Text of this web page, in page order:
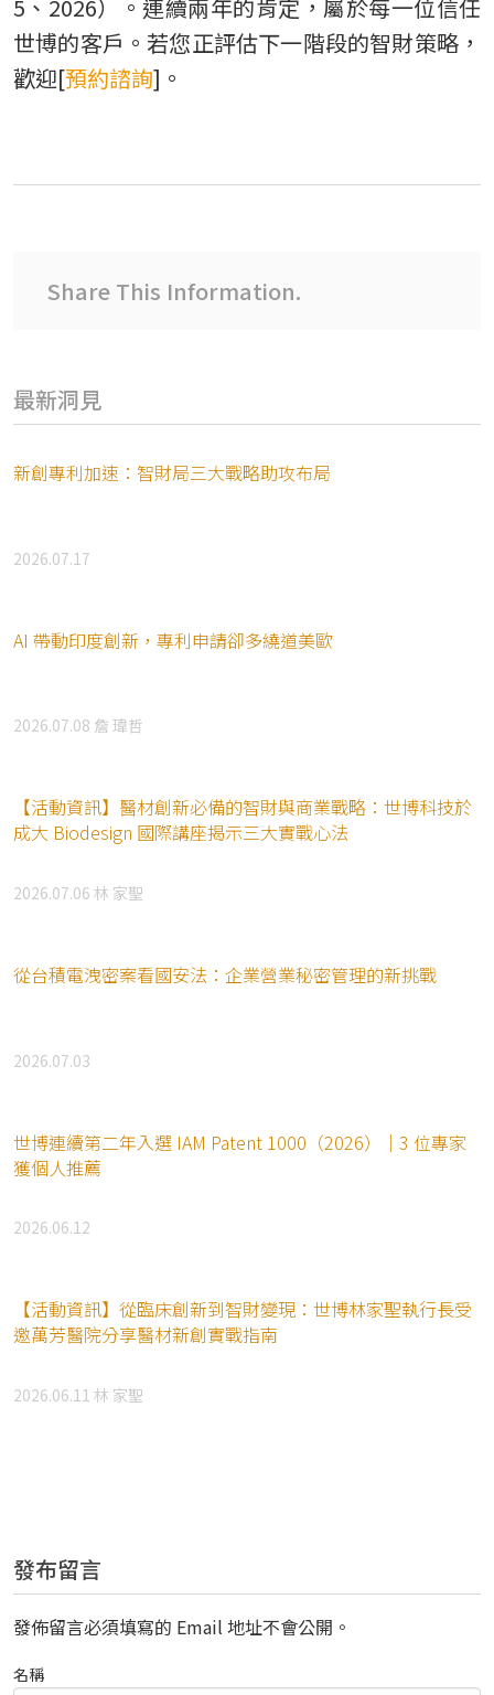
5、2026）。連續兩年的肯定，屬於每一位信任
世博的客戶。若您正評估下一階段的智財策略，
歡迎[預約諮詢]。
Share This Information.
最新洞見
新創專利加速：智財局三大戰略助攻布局
2026.07.17
AI 帶動印度創新，專利申請卻多繞道美歐
2026.07.08 詹 瑋哲
【活動資訊】醫材創新必備的智財與商業戰略：世博科技於
成大 Biodesign 國際講座揭示三大實戰心法
2026.07.06 林 家聖
從台積電洩密案看國安法：企業營業秘密管理的新挑戰
2026.07.03
世博連續第二年入選 IAM Patent 1000（2026）｜3 位專家
獲個人推薦
2026.06.12
【活動資訊】從臨床創新到智財變現：世博林家聖執行長受
邀萬芳醫院分享醫材新創實戰指南
2026.06.11 林 家聖
發布留言
發佈留言必須填寫的 Email 地址不會公開。
名稱